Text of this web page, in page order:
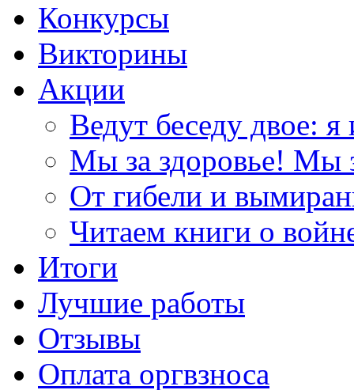
Конкурсы
Викторины
Акции
Ведут беседу двое: я
Мы за здоровье! Мы
От гибели и
Читаем книги о
Итоги
Лучшие работы
Отзывы
Оплата оргвзноса